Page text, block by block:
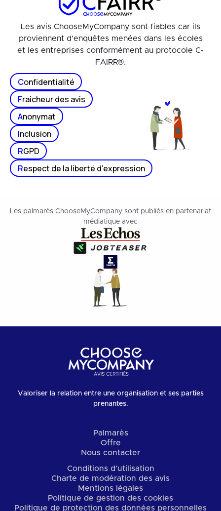
Les avis ChooseMyCompany sont fiables car ils
proviennent d’enquêtes menées dans les écoles
et les entreprises conformément au protocole C-
FAIRR®.
Confidentialité
Fraicheur des avis
Anonymat
Inclusion
RGPD
Respect de la liberté d’expression
Les palmarès ChooseMyCompany sont publiés en partenariat
médiatique avec
Valoriser la relation entre une organisation et ses parties
prenantes.
Palmarès
Offre
Nous contacter
Conditions d’utilisation
Charte de modération des avis
Mentions légales
Politique de gestion des cookies
Politique de protection des données personnelles